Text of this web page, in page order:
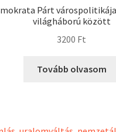
Párt
világháború között
3200 Ft
Tovább olvasom